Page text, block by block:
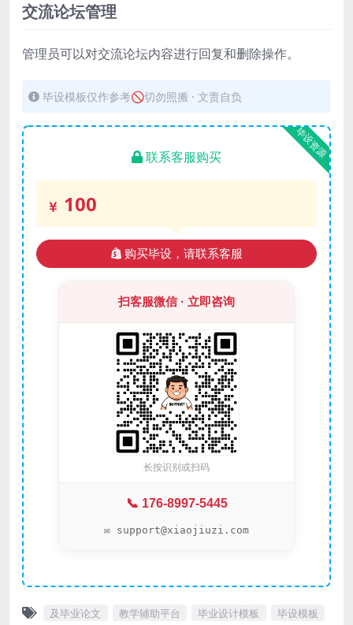
交流论坛管理
管理员可以对交流论坛内容进行回复和删除操作。
毕设模板仅作参考🚫切勿照搬 · 文责自负
毕设资源
联系客服购买
100
购买毕设，请联系客服
扫客服微信 · 立即咨询
长按识别或扫码
📞 176-8997-5445
✉️ support@xiaojiuzi.com
及毕业论文 教学辅助平台 毕业设计模板 毕设模板